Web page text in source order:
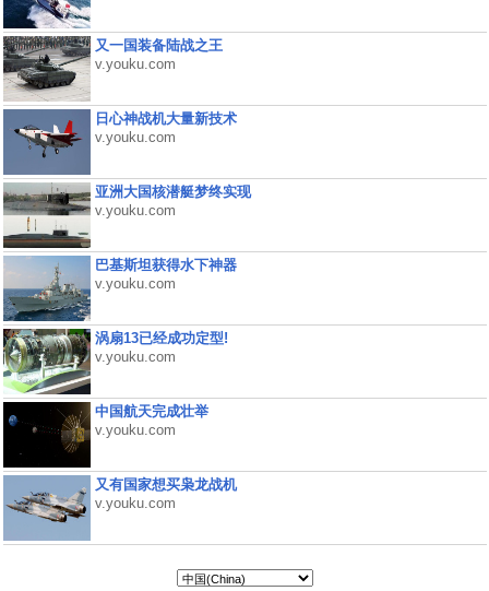
又一国装备陆战之王
v.youku.com
日心神战机大量新技术
v.youku.com
亚洲大国核潜艇梦终实现
v.youku.com
巴基斯坦获得水下神器
v.youku.com
涡扇13已经成功定型!
v.youku.com
中国航天完成壮举
v.youku.com
又有国家想买枭龙战机
v.youku.com